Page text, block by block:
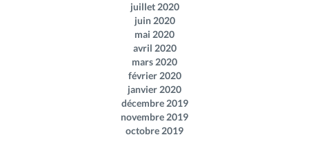
juillet 2020
juin 2020
mai 2020
avril 2020
mars 2020
février 2020
janvier 2020
décembre 2019
novembre 2019
octobre 2019